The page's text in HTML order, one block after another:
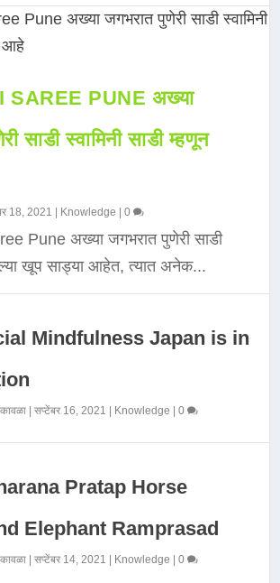
SAREE PUNE अख्या
साडी स्वामिनी साडी म्हणून
18, 2021 Knowledge |0
Pune अख्या जगभरात पुणेरी साडी
खूप साड्या आहेत, त्यात अनेक...
Mindfulness Japan is in
|सप्टेंबर 16, 2021 Knowledge |0
Pratap Horse
Elephant Ramprasad
|सप्टेंबर 14, 2021 Knowledge |0